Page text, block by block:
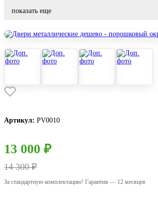
показать еще
Артикул: РV0010
13 000 ₽
14 300 ₽
За стандартную комплектацию! Гарантия — 12 месяцев